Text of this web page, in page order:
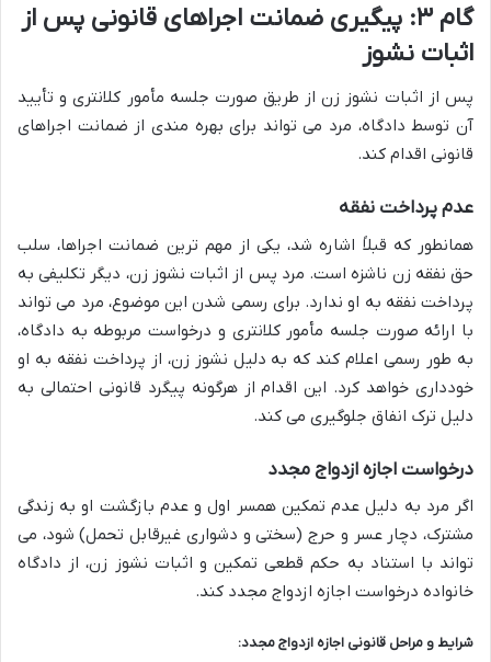
گام ۳: پیگیری ضمانت اجراهای قانونی پس از
اثبات نشوز
پس از اثبات نشوز زن از طریق صورت جلسه مأمور کلانتری و تأیید
آن توسط دادگاه، مرد می تواند برای بهره مندی از ضمانت اجراهای
قانونی اقدام کند.
عدم پرداخت نفقه
همانطور که قبلاً اشاره شد، یکی از مهم ترین ضمانت اجراها، سلب
حق نفقه زن ناشزه است. مرد پس از اثبات نشوز زن، دیگر تکلیفی به
پرداخت نفقه به او ندارد. برای رسمی شدن این موضوع، مرد می تواند
با ارائه صورت جلسه مأمور کلانتری و درخواست مربوطه به دادگاه،
به طور رسمی اعلام کند که به دلیل نشوز زن، از پرداخت نفقه به او
خودداری خواهد کرد. این اقدام از هرگونه پیگرد قانونی احتمالی به
دلیل ترک انفاق جلوگیری می کند.
درخواست اجازه ازدواج مجدد
اگر مرد به دلیل عدم تمکین همسر اول و عدم بازگشت او به زندگی
مشترک، دچار عسر و حرج (سختی و دشواری غیرقابل تحمل) شود، می
تواند با استناد به حکم قطعی تمکین و اثبات نشوز زن، از دادگاه
خانواده درخواست اجازه ازدواج مجدد کند.
شرایط و مراحل قانونی اجازه ازدواج مجدد: